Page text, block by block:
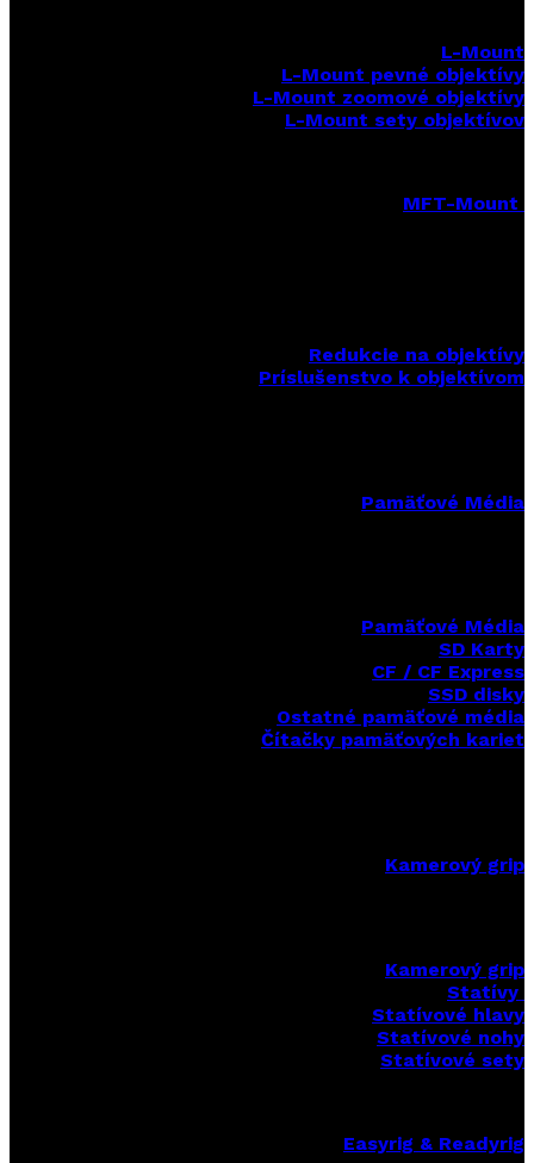
L-Mount
L-Mount pevné objektívy
L-Mount zoomové objektívy
L-Mount sety objektívov
MFT-Mount
Redukcie na objektívy
Príslušenstvo k objektívom
Pamäťové Média
Pamäťové Média
SD Karty
CF / CF Express
SSD disky
Ostatné pamäťové média
Čítačky pamäťových kariet
Kamerový grip
Kamerový grip
Statívy
Statívové hlavy
Statívové nohy
Statívové sety
Easyrig & Readyrig